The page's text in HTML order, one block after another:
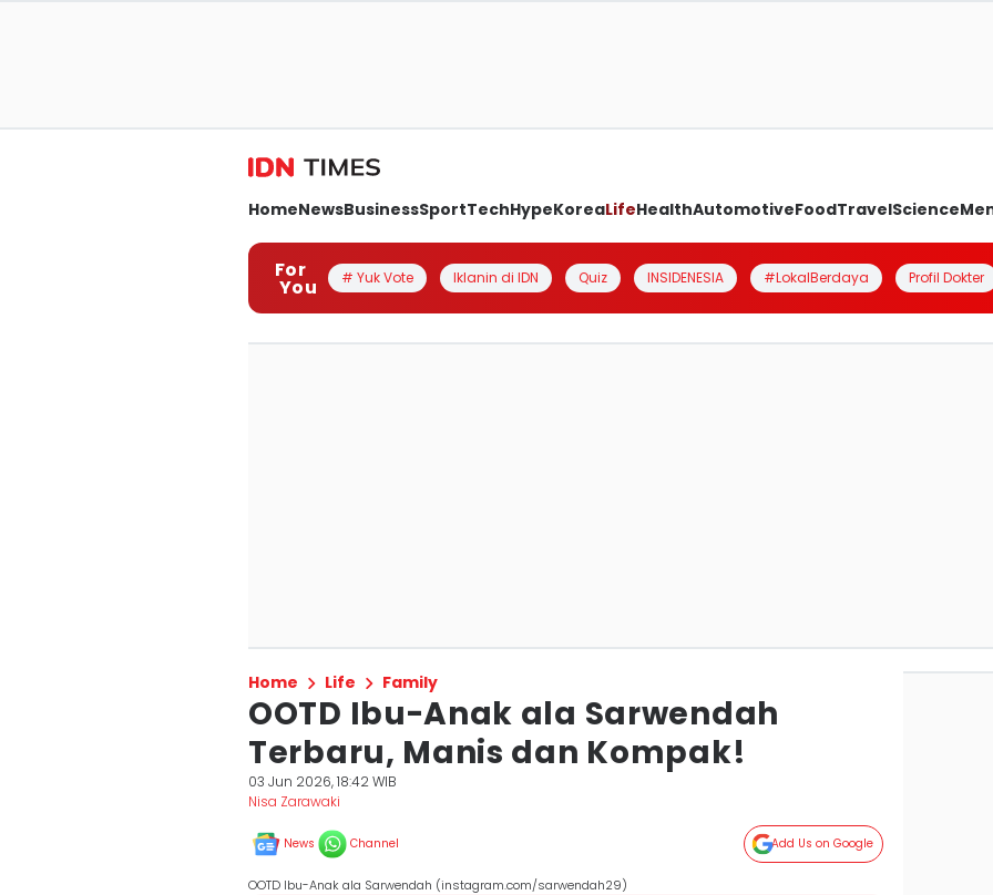
HomeNewsBusinessSportTechHypeKoreaLifeHealthAutomotiveFoodTravelScience
For
You # Yuk Vote Iklanin di IDN Quiz INSIDENESIA #LokalBerdaya Profil Dokter
Home Life Family
OOTD Ibu-Anak ala Sarwendah
Terbaru, Manis dan Kompak!
03 Jun 2026, 18:42 WIB
Nisa Zarawaki
News Channel Add Us on Google
OOTD Ibu-Anak ala Sarwendah (instagram.com/sarwendah29)